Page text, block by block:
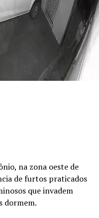
na zona oeste de
de furtos praticados
que invadem
dormem.